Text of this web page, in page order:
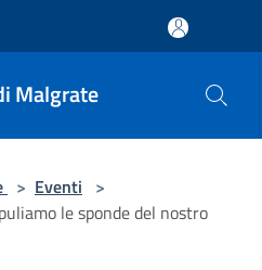
Malgrate
> Eventi >
le sponde del nostro